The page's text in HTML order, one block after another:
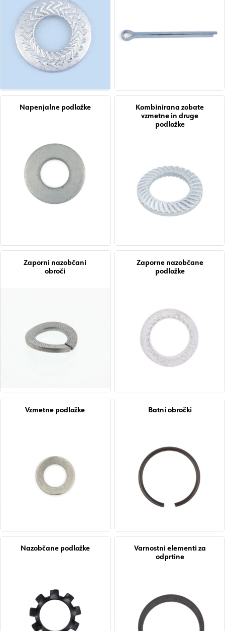
Napenjalne podložke
Kombinirana zobate
vzmetne in druge
podložke
Zaporni nazobčani
obroči
Zaporne nazobčane
podložke
Vzmetne podložke Batni obročki
Nazobčane podložke
Varnostni elementi za
odprtine